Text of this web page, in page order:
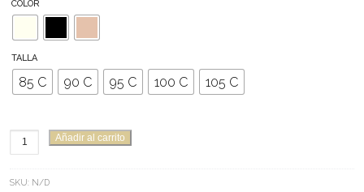
COLOR
TALLA
85 C 90 C 95 C 100 C 105 C
SUJETADOR
SELENE
NOELIA
Añadir al carrito
SKU: N/D